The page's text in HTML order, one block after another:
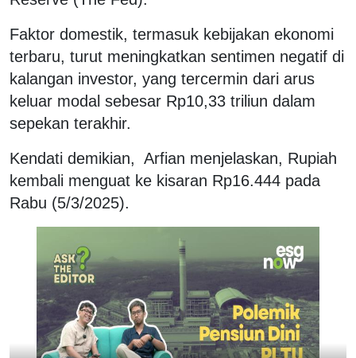
Faktor domestik, termasuk kebijakan ekonomi
terbaru, turut meningkatkan sentimen negatif di
kalangan investor, yang tercermin dari arus
keluar modal sebesar Rp10,33 triliun dalam
sepekan terakhir.
Kendati demikian, Arfian menjelaskan, Rupiah
kembali menguat ke kisaran Rp16.444 pada
Rabu (5/3/2025).